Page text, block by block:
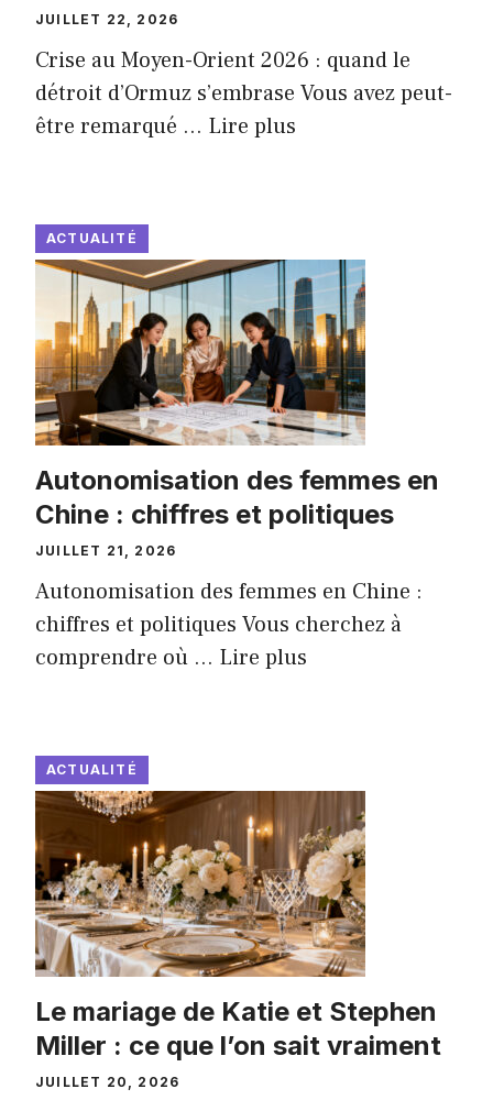
JUILLET 22, 2026
Crise au Moyen-Orient 2026 : quand le
détroit d’Ormuz s’embrase Vous avez peut-
être remarqué ... Lire plus
ACTUALITÉ
Autonomisation des femmes en
Chine : chiffres et politiques
JUILLET 21, 2026
Autonomisation des femmes en Chine :
chiffres et politiques Vous cherchez à
comprendre où ... Lire plus
ACTUALITÉ
Le mariage de Katie et Stephen
Miller : ce que l’on sait vraiment
JUILLET 20, 2026